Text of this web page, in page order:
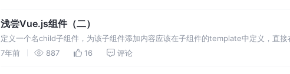
浅尝Vue.js组件（二）
定义一个名child子组件，为该子组件添加内容应该在子组件的template中定义，直
<slot>元素占位，便能够渲染父组件中子组件标签中的内容了。 插槽可以有默认内容
7年前 887 16 评论